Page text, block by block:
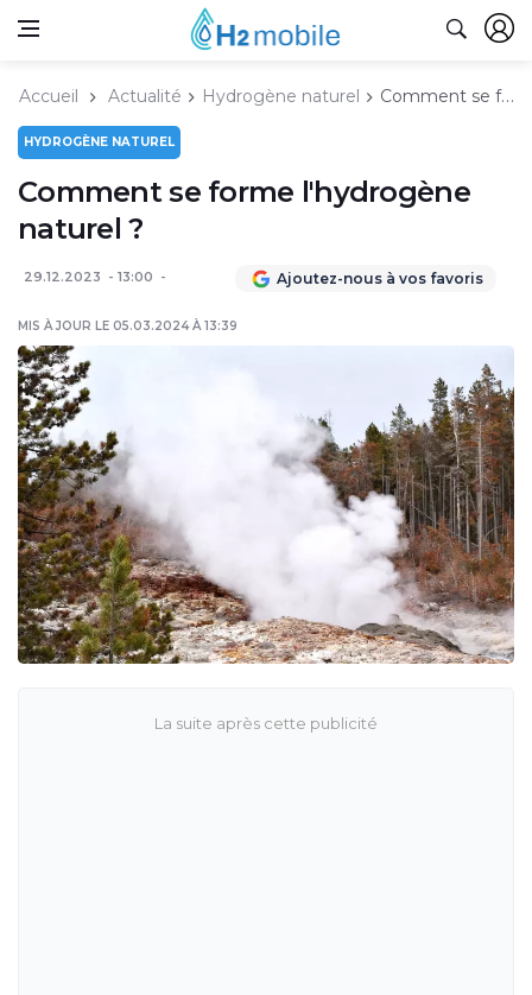
Accueil Actualité Hydrogène naturel Comment se forme l'hydrogène naturel ?
HYDROGÈNE NATUREL
Comment se forme l'hydrogène
naturel ?
29.12.2023 13:00 Ajoutez-nous à vos favoris
MIS À JOUR LE 05.03.2024 À 13:39